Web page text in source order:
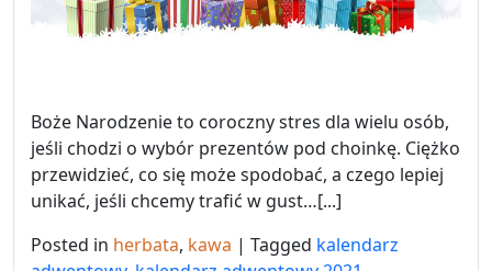
Boże Narodzenie to coroczny stres dla wielu osób,
jeśli chodzi o wybór prezentów pod choinkę. Ciężko
przewidzieć, co się może spodobać, a czego lepiej
unikać, jeśli chcemy trafić w gust…[...]
Posted in herbata, kawa | Tagged kalendarz